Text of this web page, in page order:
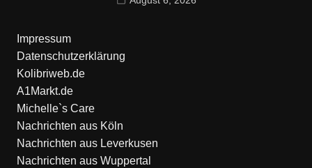
Impressum
Datenschutzerklärung
Kolibriweb.de
A1Markt.de
Michelle`s Care
Nachrichten aus Köln
Nachrichten aus Leverkusen
Nachrichten aus Wuppertal